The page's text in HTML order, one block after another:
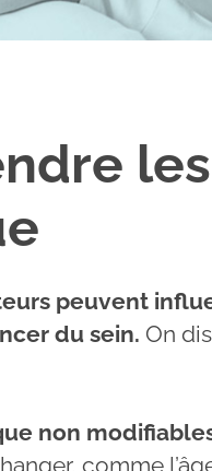
peuvent
du sein. On
non
comme